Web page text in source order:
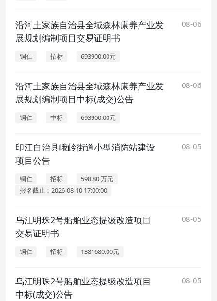
沿河土家族自治县全域森林康养产业发
展规划编制项目交易证明书
08-06
铜仁 招标 693900.00元
沿河土家族自治县全域森林康养产业发
展规划编制项目中标(成交)公告
08-06
铜仁 中标 693900.00元
印江自治县峨岭街道小型消防站建设
项目公告
08-05
铜仁 招标
598.80 万元
报名截止：2026-08-10 17:00:00
乌江明珠2号船舶业态提级改造项目
交易证明书
08-05
铜仁 招标 1381680.00元
乌江明珠2号船舶业态提级改造项目
中标(成交)公告
08-05